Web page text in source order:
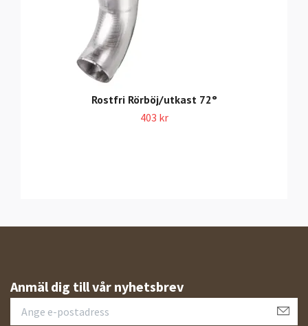
Rostfri Rörböj/utkast 72°
403 kr
Anmäl dig till vår nyhetsbrev